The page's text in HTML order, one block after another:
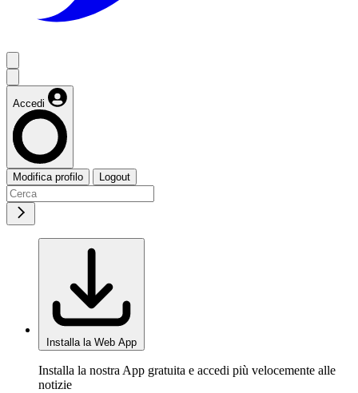
Accedi
Modifica profilo Logout
Installa la Web App
Installa la nostra App gratuita e accedi più velocemente alle
notizie